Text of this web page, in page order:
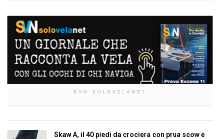
SVN SOLOVELANET
Skaw A, il 40 piedi da crociera con prua scow e